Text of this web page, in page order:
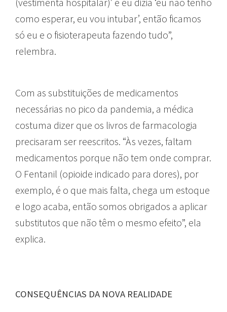
como esperar, eu vou intubar’, então ficamos
só eu e o fisioterapeuta fazendo tudo”,
relembra.
Com as substituições de medicamentos
necessárias no pico da pandemia, a médica
costuma dizer que os livros de farmacologia
precisaram ser reescritos. “Às vezes, faltam
medicamentos porque não tem onde comprar.
O Fentanil (opioide indicado para dores), por
exemplo, é o que mais falta, chega um estoque
e logo acaba, então somos obrigados a aplicar
substitutos que não têm o mesmo efeito”, ela
explica.
CONSEQUÊNCIAS DA NOVA REALIDADE